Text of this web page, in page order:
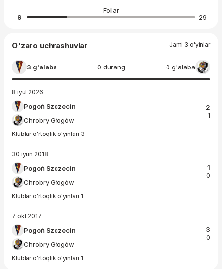
Follar
9
29
O'zaro uchrashuvlar Jami 3 o'yinlar
3 g'alaba 0 durang 0 g'alaba
8 iyul 2026
Pogoń Szczecin
Chrobry Głogów
2
1
Klublar o'rtoqlik o'yinlari 3
30 iyun 2018
Pogoń Szczecin
Chrobry Głogów
1
0
Klublar o'rtoqlik o'yinlari 1
7 okt 2017
Pogoń Szczecin
Chrobry Głogów
3
0
Klublar o'rtoqlik o'yinlari 1